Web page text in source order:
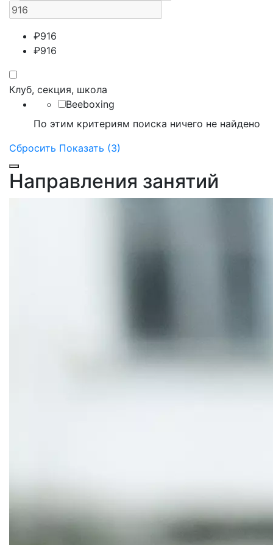
₽916
₽916
Клуб, секция, школа
Beeboxing
По этим критериям поиска ничего не найдено
Сбросить Показать (3)
Направления занятий